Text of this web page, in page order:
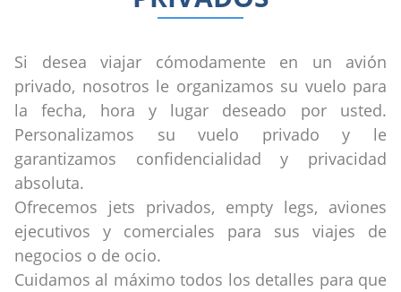
Si desea viajar cómodamente en un avión
privado, nosotros le organizamos su vuelo para
la fecha, hora y lugar deseado por usted.
Personalizamos su vuelo privado y le
garantizamos confidencialidad y privacidad
absoluta.
Ofrecemos jets privados, empty legs, aviones
ejecutivos y comerciales para sus viajes de
negocios o de ocio.
Cuidamos al máximo todos los detalles para que